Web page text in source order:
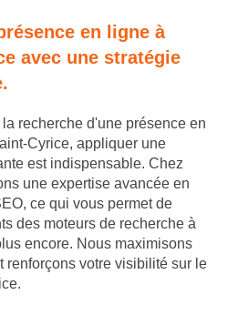
en ligne à
avec une stratégie
recherche d'une présence en
Cyrice, appliquer une
est indispensable. Chez
une expertise avancée en
ce qui vous permet de
des moteurs de recherche à
encore. Nous maximisons
renforçons votre visibilité sur le